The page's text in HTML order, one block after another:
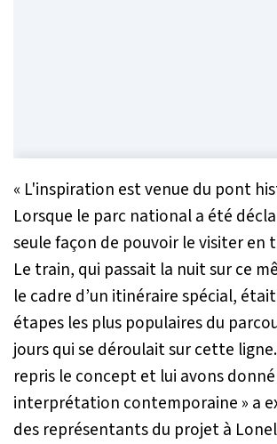
« L'inspiration est venue du pont
Lorsque le parc national a été
seule façon de pouvoir le visiter
Le train, qui passait la nuit sur ce
le cadre d’un itinéraire spécial,
étapes les plus populaires du
jours qui se déroulait sur cette
repris le concept et lui avons
interprétation contemporaine » a
des représentants du projet à